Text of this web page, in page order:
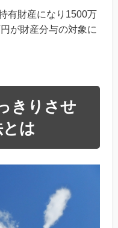
有財産になり1500万
が財産分与の対象に
きりさせ
は